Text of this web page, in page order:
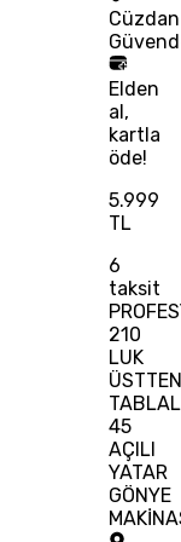
Elden
al,
kartla
öde!
5.999
TL
6
taksit
210
LUK
ÜSTTEN
45
AÇILI
YATAR
GÖNYE